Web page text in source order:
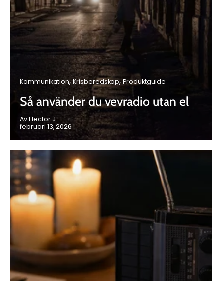
Kommunikation Krisberedskap Produktguide
Så använder du vevradio utan el
Av Hector J
februari 13, 2026